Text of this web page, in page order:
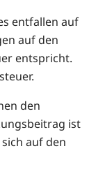
entfallen auf
auf den
entspricht.
den
ist
auf den